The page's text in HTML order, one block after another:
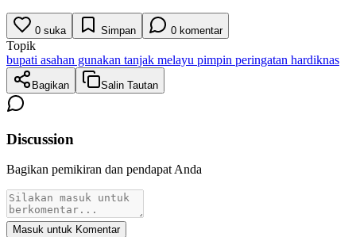
0 suka Simpan 0 komentar
Topik
bupati asahan gunakan tanjak melayu pimpin peringatan hardiknas
Bagikan Salin Tautan
Discussion
Bagikan pemikiran dan pendapat Anda
Masuk untuk Komentar